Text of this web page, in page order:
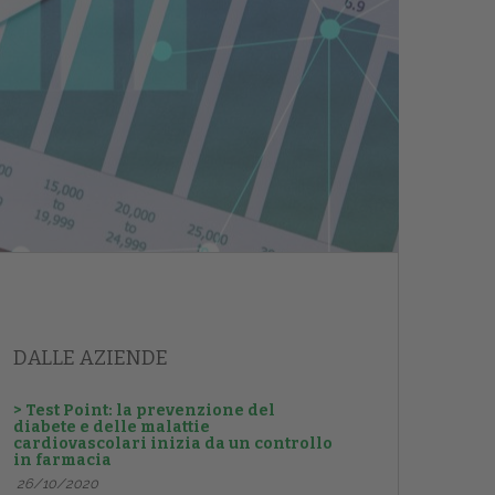
DALLE AZIENDE
> Test Point: la prevenzione del
diabete e delle malattie
cardiovascolari inizia da un controllo
in farmacia
26/10/2020